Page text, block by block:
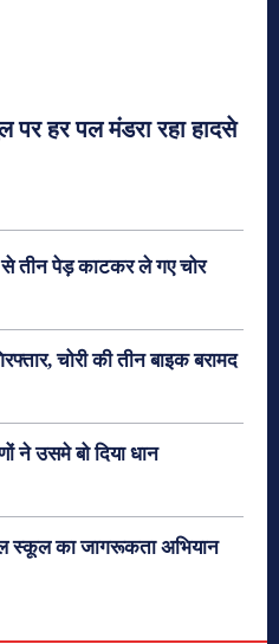
पर हर पल मंडरा रहा हादसे
से तीन पेड़ काटकर ले गए चोर
चोरी की तीन बाइक बरामद
ने उसमे बो दिया धान
स्कूल का जागरूकता अभियान